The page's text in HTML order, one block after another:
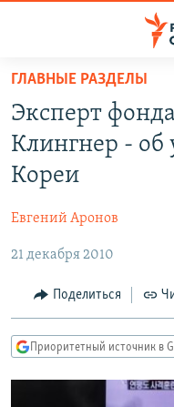
упрощенного
доступа
Вернуться
основному
Вернутся
навигации
Вернутся
поиску
ПОДКАСТЫ
АВТОРСКИЕ ПРОЕКТЫ
МНЕНИЯ
КУЛЬТУРА
IDEL.РЕАЛИИ
СЕВЕР.РЕАЛИИ
СИБИРЬ.РЕАЛИИ
ГЛАВНЫЕ РАЗДЕЛЫ
Эксперт
Клингнер - об
Кореи
Евгений Аронов
21 декабря 2010
Поделиться
Приоритетный источник в